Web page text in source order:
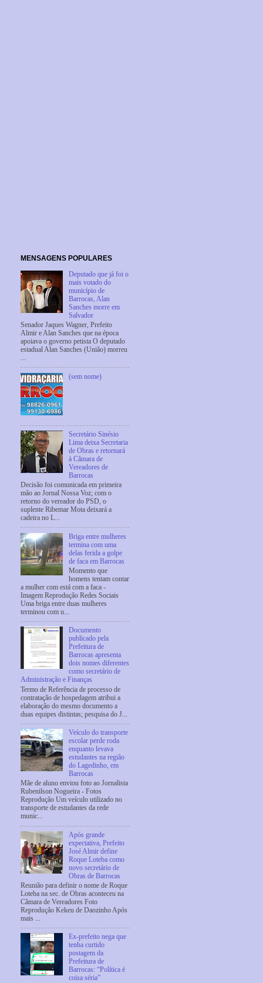
MENSAGENS POPULARES
Deputado que já foi o
mais votado do
município de
Barrocas, Alan
Sanches morre em
Salvador
Senador Jaques Wagner, Prefeito
Almir e Alan Sanches que na época
apoiava o governo petista O deputado
estadual Alan Sanches (União) morreu
...
(sem nome)
Secretário Sinésio
Lima deixa Secretaria
de Obras e retornará
à Câmara de
Vereadores de
Barrocas
Decisão foi comunicada em primeira
mão ao Jornal Nossa Voz; com o
retorno do vereador do PSD, o
suplente Ribemar Mota deixará a
cadeira no L...
Briga entre mulheres
termina com uma
delas ferida a golpe
de faca em Barrocas
Momento que
homens tentam contar
a mulher com está com a faca -
Imagem Reprodução Redes Sociais
Uma briga entre duas mulheres
terminou com u...
Documento
publicado pela
Prefeitura de
Barrocas apresenta
dois nomes diferentes
como secretário de
Administração e Finanças
Termo de Referência de processo de
contratação de hospedagem atribui a
elaboração do mesmo documento a
duas equipes distintas; pesquisa do J...
Veículo do transporte
escolar perde roda
enquanto levava
estudantes na região
do Lagedinho, em
Barrocas
Mãe de aluno enviou foto ao Jornalista
Rubenilson Nogueira - Fotos
Reprodução Um veículo utilizado no
transporte de estudantes da rede
munic...
Após grande
expectativa, Prefeito
José Almir define
Roque Loteba como
novo secretário de
Obras de Barrocas
Reunião para definir o nome de Roque
Loteba na sec. de Obras aconteceu na
Câmara de Vereadores Foto
Reprodução Kekeu de Daozinho Após
mais ...
Ex-prefeito nega que
tenha curtido
postagem da
Prefeitura de
Barrocas: “Política é
coisa séria”